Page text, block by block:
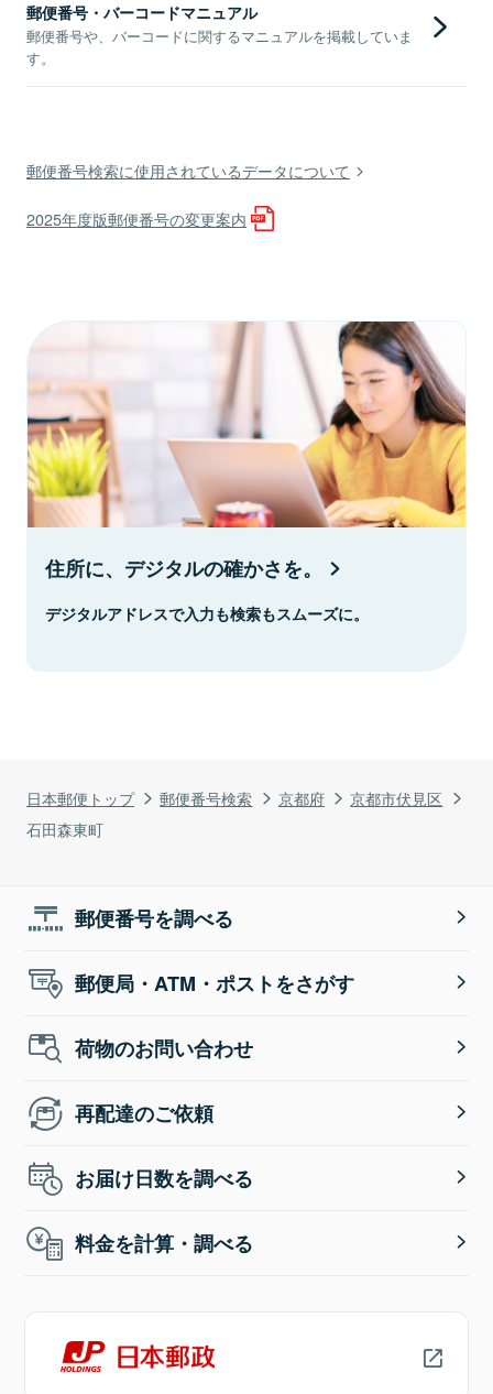
日本郵便トップ 郵便番号検索 京都府
京都市伏見区
石田森東町
郵便番号・バーコードマニュアル
郵便番号や、バーコードに関するマニュアルを掲載していま
す。
郵便番号検索に使用されているデータについて
2025年度版郵便番号の変更案内
住所に、デジタルの確かさを。
デジタルアドレスで入力も検索もスムーズに。
郵便番号を調べる
郵便局・ATM・ポストをさがす
荷物のお問い合わせ
再配達のご依頼
お届け日数を調べる
料金を計算・調べる